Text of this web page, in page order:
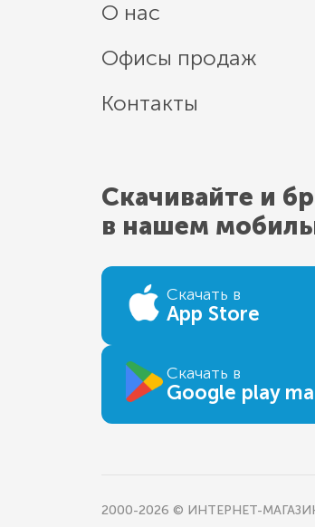
О нас
Офисы продаж
Контакты
Скачивайте и
в нашем
Скачать в
App Store
Скачать в
Google play
2000-2026 © ИНТЕРНЕТ-